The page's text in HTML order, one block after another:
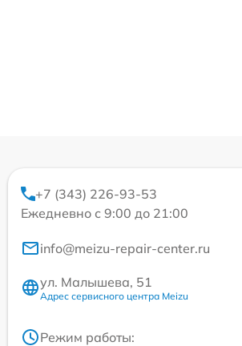
+7 (343) 226-93-53
Ежедневно с 9:00 до 21:00
info@meizu-repair-center.ru
ул. Малышева, 51
Адрес сервисного центра Meizu
Режим работы: